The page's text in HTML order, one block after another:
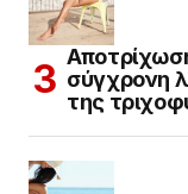
σύγχρονη
της